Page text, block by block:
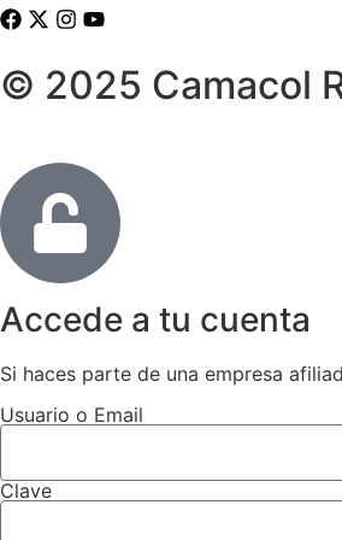
© 2025 Camacol
Accede a tu cuenta
Si haces parte de una empresa
Usuario o Email
Clave